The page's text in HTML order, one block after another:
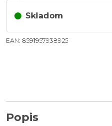
Skladom
EAN: 8591957938925
Popis